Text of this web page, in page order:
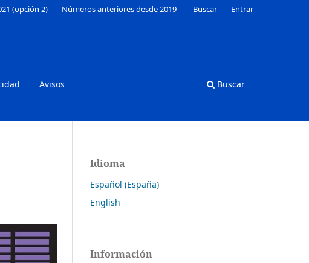
Avisos Buscar
(opción 2) Números anteriores desde 2019- Buscar Entrar
Idioma
Español (España)
English
Información